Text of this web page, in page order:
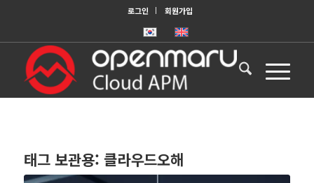
로그인 회원가입
태그 보관용: 클라우드오해